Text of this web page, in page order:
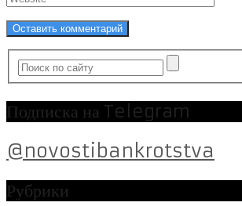
Подписка на Telegram
@novostibankrotstva
Рубрики